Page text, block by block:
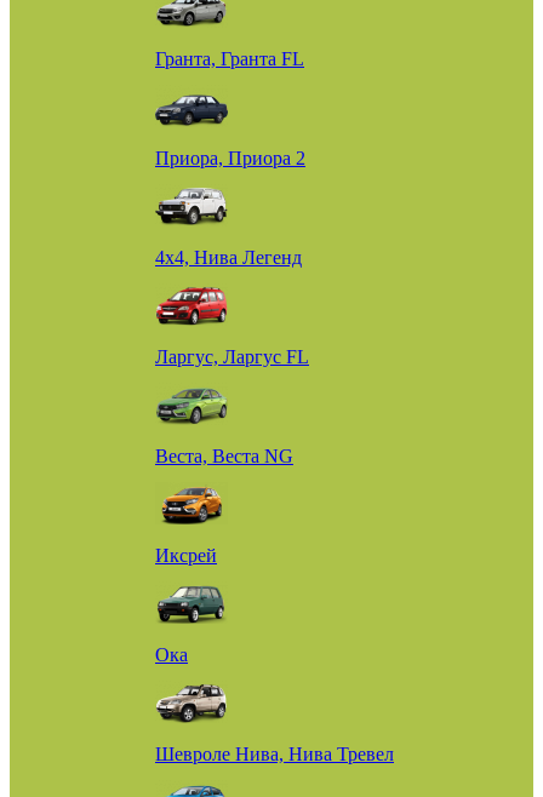
Гранта, Гранта FL
Приора, Приора 2
4х4, Нива Легенд
Ларгус, Ларгус FL
Веста, Веста NG
Иксрей
Ока
Шевроле Нива, Нива Тревел